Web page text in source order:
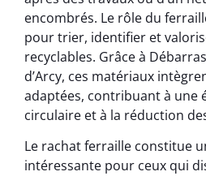
encombrés. Le rôle du
pour trier, identifier et
recyclables. Grâce à
d’Arcy, ces matériaux
adaptées, contribuant à une
circulaire et à la réduction
Le rachat ferraille constitue
intéressante pour ceux qui